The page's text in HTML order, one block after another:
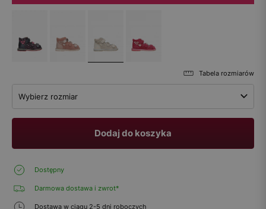
Tabela rozmiarów
Wybierz rozmiar
Dodaj do koszyka
Dostępny
Darmowa dostawa i zwrot*
Dostawa w ciągu 2-5 dni roboczych